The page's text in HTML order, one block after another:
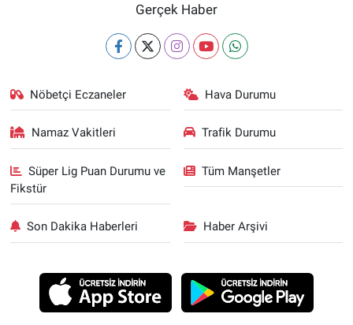
Gerçek Haber
Nöbetçi Eczaneler Hava Durumu
Namaz Vakitleri Trafik Durumu
Süper Lig Puan Durumu ve
Fikstür
Tüm Manşetler
Son Dakika Haberleri Haber Arşivi